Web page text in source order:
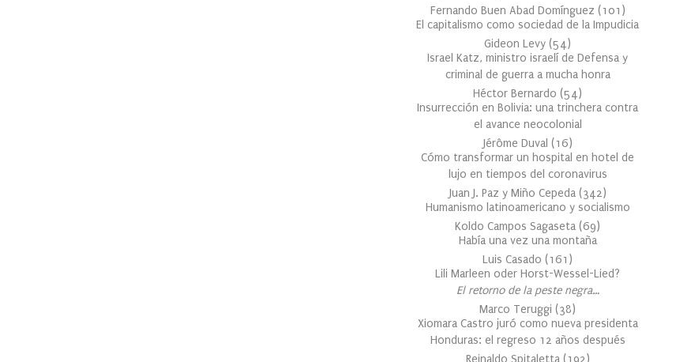
Fernando Buen Abad Domínguez (101 )
El capitalismo como sociedad de la Impudicia
Gideon Levy (54)
Israel Katz, ministro israelí de Defensa y
criminal de guerra a mucha honra
Héctor Bernardo (54)
Insurrección en Bolivia: una trinchera contra
el avance neocolonial
Jérôme Duval (16)
Cómo transformar un hospital en hotel de
lujo en tiempos del coronavirus
Juan J. Paz y Miño Cepeda (342)
Humanismo latinoamericano y socialismo
Koldo Campos Sagaseta (69)
Había una vez una montaña
Luis Casado (161 )
Lili Marleen oder Horst-Wessel-Lied?
El retorno de la peste negra…
Marco Teruggi (38)
Xiomara Castro juró como nueva presidenta
Honduras: el regreso 12 años después